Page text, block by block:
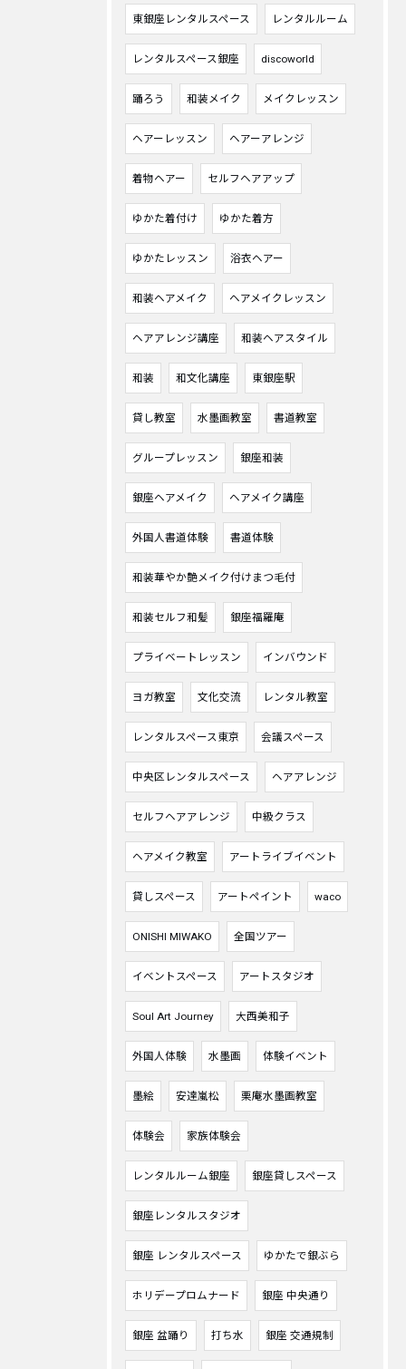
東銀座レンタルスペース レンタルルーム
レンタルスペース銀座 discoworld
踊ろう 和装メイク メイクレッスン
ヘアーレッスン ヘアーアレンジ
着物ヘアー セルフヘアアップ
ゆかた着付け ゆかた着方
ゆかたレッスン 浴衣ヘアー
和装ヘアメイク ヘアメイクレッスン
ヘアアレンジ講座 和装ヘアスタイル
和装 和文化講座 東銀座駅
貸し教室 水墨画教室 書道教室
グループレッスン 銀座和装
銀座ヘアメイク ヘアメイク講座
外国人書道体験 書道体験
和装華やか艶メイク付けまつ毛付
和装セルフ和髪 銀座福羅庵
プライベートレッスン インバウンド
ヨガ教室 文化交流 レンタル教室
レンタルスペース東京 会議スペース
中央区レンタルスペース ヘアアレンジ
セルフヘアアレンジ 中級クラス
ヘアメイク教室 アートライブイベント
貸しスペース アートペイント waco
ONISHI MIWAKO 全国ツアー
イベントスペース アートスタジオ
Soul Art Journey 大西美和子
外国人体験 水墨画 体験イベント
墨絵 安達嵐松 栗庵水墨画教室
体験会 家族体験会
レンタルルーム銀座 銀座貸しスペース
銀座レンタルスタジオ
銀座 レンタルスペース ゆかたで銀ぶら
ホリデープロムナード 銀座 中央通り
銀座 盆踊り 打ち水 銀座 交通規制